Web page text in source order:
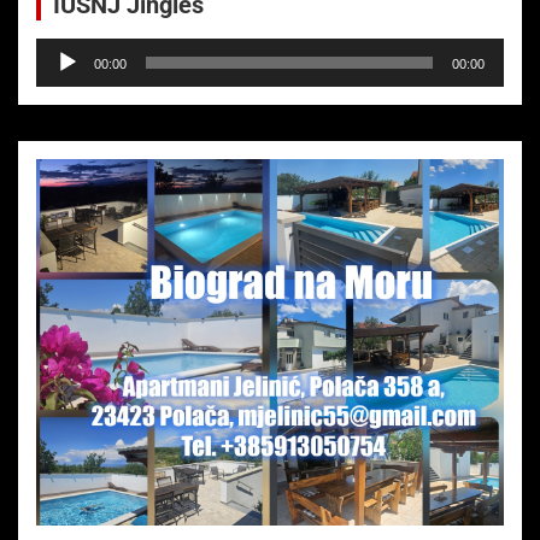
Audio-
Player
00:00 00:00